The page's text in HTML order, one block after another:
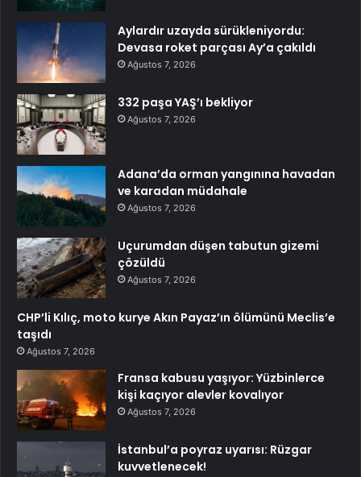
Aylardır uzayda sürükleniyordu:
Devasa roket parçası Ay’a çakıldı
Ağustos 7, 2026
332 paşa YAŞ’ı bekliyor
Ağustos 7, 2026
Adana’da orman yangınına havadan
ve karadan müdahale
Ağustos 7, 2026
Uçurumdan düşen tabutun gizemi
çözüldü
Ağustos 7, 2026
CHP’li Kılıç, moto kurye Akın Payaz’ın ölümünü Meclis’e
taşıdı
Ağustos 7, 2026
Fransa kabusu yaşıyor: Yüzbinlerce
kişi kaçıyor alevler kovalıyor
Ağustos 7, 2026
İstanbul’a poyraz uyarısı: Rüzgar
kuvvetlenecek!